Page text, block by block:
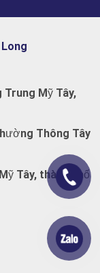
Mỹ Tây,
Thông Tây
Tây, thành phố